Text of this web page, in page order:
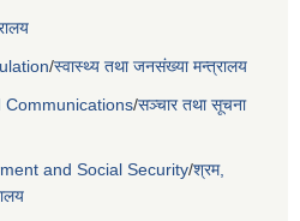
/स्वास्थ्य तथा जनसंख्या मन्त्रालय
Communications/सञ्चार तथा सूचना
and Social Security/श्रम,